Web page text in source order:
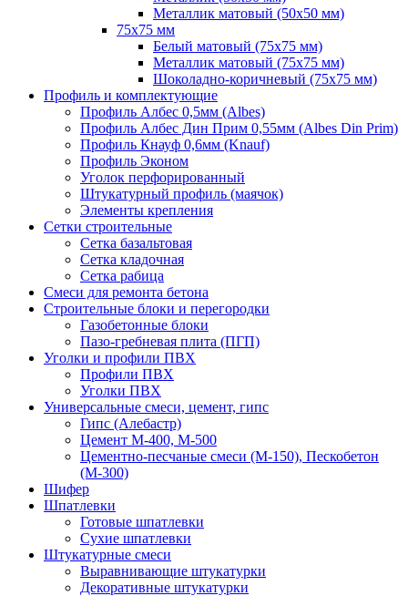
Металлик матовый (50х50 мм)
75х75 мм
Белый матовый (75х75 мм)
Металлик матовый (75х75 мм)
Шоколадно-коричневый (75х75 мм)
Профиль и комплектующие
Профиль Албес 0,5мм (Albes)
Профиль Албес Дин Прим 0,55мм (Albes Din Prim)
Профиль Кнауф 0,6мм (Knauf)
Профиль Эконом
Уголок перфорированный
Штукатурный профиль (маячок)
Элементы крепления
Сетки строительные
Сетка базальтовая
Сетка кладочная
Сетка рабица
Смеси для ремонта бетона
Строительные блоки и перегородки
Газобетонные блоки
Пазо-гребневая плита (ПГП)
Уголки и профили ПВХ
Профили ПВХ
Уголки ПВХ
Универсальные смеси, цемент, гипс
Гипс (Алебастр)
Цемент М-400, М-500
Цементно-песчаные смеси (М-150), Пескобетон
(М-300)
Шифер
Шпатлевки
Готовые шпатлевки
Сухие шпатлевки
Штукатурные смеси
Выравнивающие штукатурки
Декоративные штукатурки